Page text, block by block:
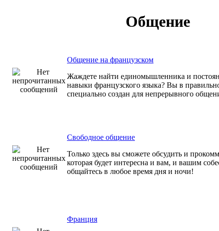
Общение
Общение на французском
Жаждете найти единомышленника и
навыки французского языка? Вы в
специально создан для непрерывного
Свободное общение
Только здесь вы сможете обсудить и
которая будет интересна и вам, и вашим
общайтесь в любое время дня и ночи!
Франция